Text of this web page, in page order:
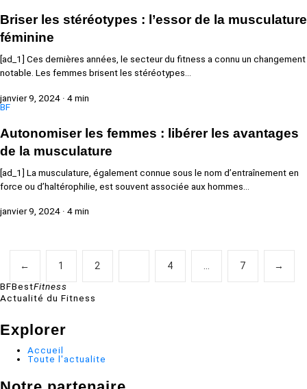
Briser les stéréotypes : l’essor de la musculature
féminine
[ad_1] Ces dernières années, le secteur du fitness a connu un changement
notable. Les femmes brisent les stéréotypes…
janvier 9, 2024 · 4 min
BF
Autonomiser les femmes : libérer les avantages
de la musculature
[ad_1] La musculature, également connue sous le nom d’entraînement en
force ou d’haltérophilie, est souvent associée aux hommes…
janvier 9, 2024 · 4 min
a
g
i
← 1 2 4 … 7
→
BFBestFitness
Actualité du Fitness
Explorer
Accueil
Toute l'actualite